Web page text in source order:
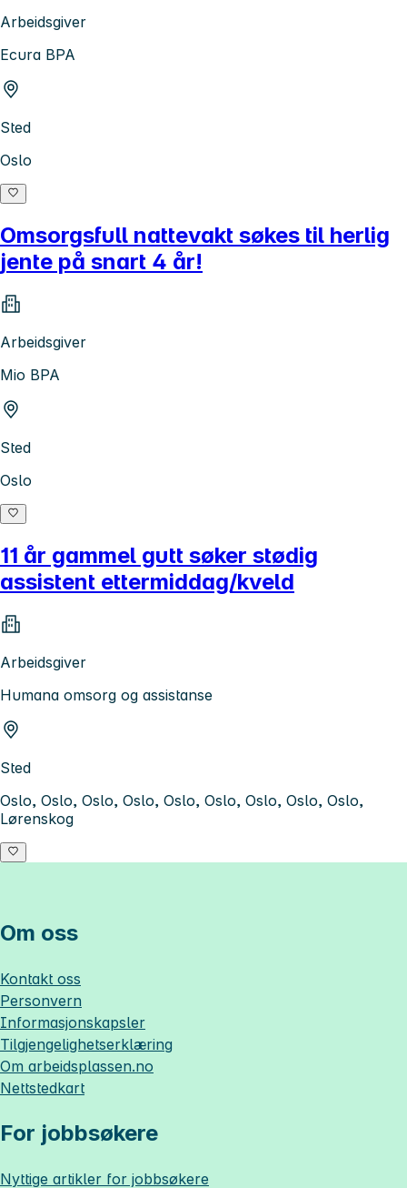
Arbeidsgiver
Ecura BPA
Sted
Oslo
Omsorgsfull nattevakt søkes til herlig
jente på snart 4 år!
Arbeidsgiver
Mio BPA
Sted
Oslo
11 år gammel gutt søker stødig
assistent ettermiddag/kveld
Arbeidsgiver
Humana omsorg og assistanse
Sted
Oslo, Oslo, Oslo, Oslo, Oslo, Oslo, Oslo, Oslo, Oslo,
Lørenskog
Om oss
Kontakt oss
Personvern
Informasjonskapsler
Tilgjengelighetserklæring
Om arbeidsplassen.no
Nettstedkart
For jobbsøkere
Nyttige artikler for jobbsøkere